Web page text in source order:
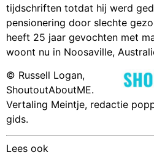
tijdschriften totdat hij werd
pensionering door slechte
heeft 25 jaar gevochten met
woont nu in Noosaville,
© Russell Logan,
ShoutoutAboutME.
Vertaling Meintje, redactie
gids.
Lees ook